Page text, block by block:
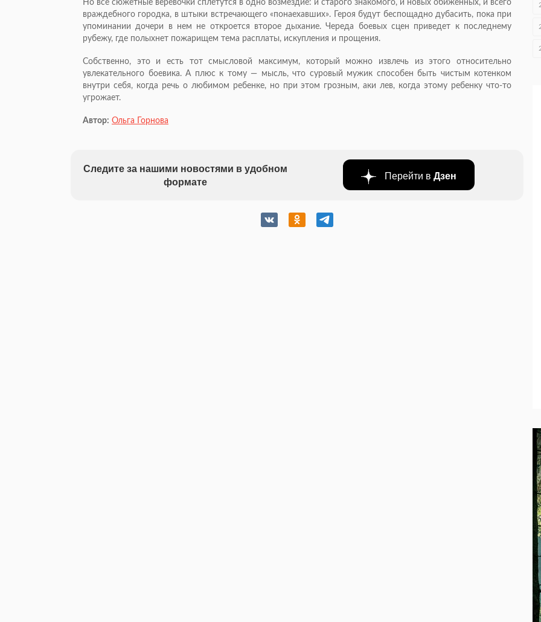
Но все сюжетные веревочки сплетутся в одно возмездие: и старого знакомого, и новых обиженных, и всего
враждебного городка, в штыки встречающего «понаехавших». Героя будут беспощадно дубасить, пока при
упоминании дочери в нем не откроется второе дыхание. Череда боевых сцен приведет к последнему
рубежу, где полыхнет пожарищем тема расплаты, искупления и прощения.
Собственно, это и есть тот смысловой максимум, который можно извлечь из этого относительно
увлекательного боевика. А плюс к тому — мысль, что суровый мужик способен быть чистым котенком
внутри себя, когда речь о любимом ребенке, но при этом грозным, аки лев, когда этому ребенку что-то
угрожает.
Автор: Ольга Горнова
Следите за нашими новостями в удобном
формате
Перейти в Дзен